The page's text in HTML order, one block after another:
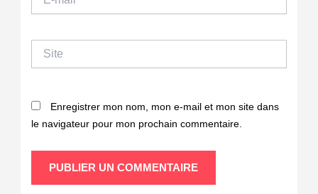
mail*
Enregistrer mon nom, mon e-mail et mon site dans
le navigateur pour mon prochain commentaire.